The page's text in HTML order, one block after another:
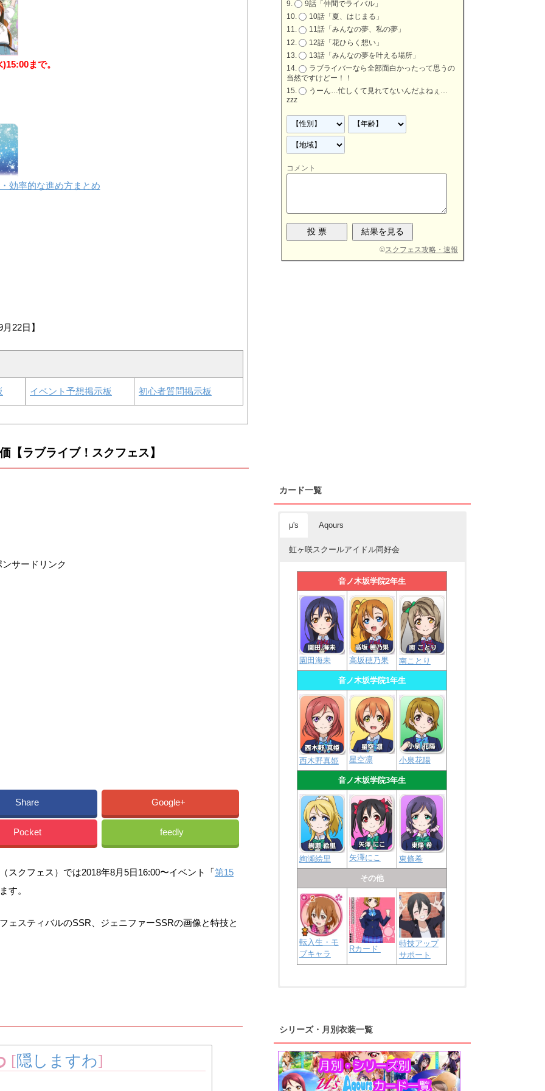
まで。
効率的な進め方まとめ
月22日】
イベント予想掲示板 初心者質問掲示板
【ラブライブ！スクフェス】
ンサードリンク
Share Google+
Pocket feedly
スクフェス）では2018年8月5日16:00〜イベント「第15
す。
ェスティバルのSSR、ジェニファーSSRの画像と特技と
[隠しますわ]
9話「仲間でライバル」
10話「夏、はじまる」
11話「みんなの夢、私の夢」
12話「花ひらく想い」
13話「みんなの夢を叶える場所」
ラブライバーなら全部面白かったって思うの
当然ですけどー！！
うーん…忙しくて見れてないんだよねぇ…
zzz
コメント
©スクフェス攻略・速報
カード一覧
μ's Aqours
虹ヶ咲スクールアイドル同好会
音ノ木坂学院2年生
園田海未 高坂穂乃果 南ことり
音ノ木坂学院1年生
西木野真姫 星空凛 小泉花陽
音ノ木坂学院3年生
絢瀬絵里 矢澤にこ 東條希
その他
転入生・モ
ブキャラ
Rカード
特技アップ
サポート
桜内梨子 高海千歌 渡辺曜
浦の星女学院1年生
上原歩夢 宮下愛 優木せつ菜
シリーズ・月別衣装一覧